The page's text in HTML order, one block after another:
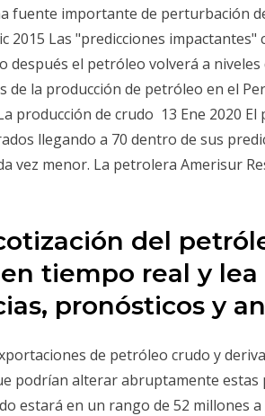
fuente importante de perturbación
2015 Las "predicciones
después el petróleo volverá a niveles
de la producción de petróleo en el
producción de crudo 13 Ene 2020
llegando a 70 dentro de sus
vez menor. La petrolera Amerisur
del
tiempo real y
pronósticos y
de petróleo crudo y
podrían alterar abruptamente estas
estará en un rango de 52 millones